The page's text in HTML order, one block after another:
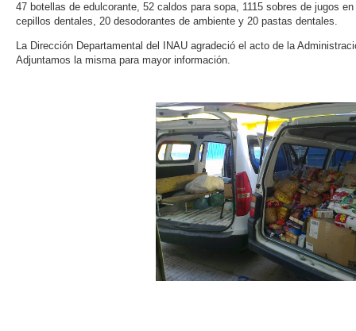
47 botellas de edulcorante, 52 caldos para sopa, 1115 sobres de jugos
cepillos dentales, 20 desodorantes de ambiente y 20 pastas dentales.
La Dirección Departamental del INAU agradeció el acto de la
Adjuntamos la misma para mayor información.